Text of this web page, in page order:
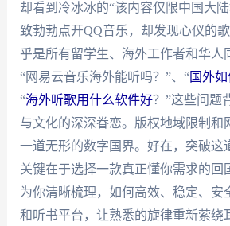
却看到冷冰冰的“该内容仅限中国大
致勃勃点开QQ音乐，却发现心仪的
乎是所有留学生、海外工作者和华人
“网易云音乐海外能听吗？”、“国外如
“海外听歌用什么软件好？”这些问题
与文化的深深眷恋。版权地域限制和
一道无形的数字国界。好在，突破这
关键在于选择一款真正懂你需求的回
为你清晰梳理，如何高效、稳定、安
和听书平台，让熟悉的旋律重新萦绕